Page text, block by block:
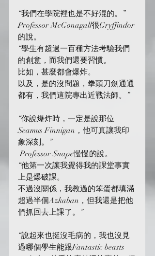
“我們在學院裡也是不好混的。”
Professor McGonagall很Gryffindor
的說。
“學生有超過一百種方法考驗我們
的創意，而我們還要習慣。
比如，甚麼都會爆炸。
以及，是的沒問題，拳頭刀劍通通
都有，我們這院專出近戰法師。”
“你說爆炸時，一定是說那位
Seamus Finnigan，他可真讓我印
象深刻。”
Professor Snape慢慢的說。
“他第一次讓我覺得我的課堂事實
上是爆破課。
不過沒關係，我教過的笨蛋都填滿
超過半個Azkaban，但我還是把他
們抓回去上課了。”
“說起來也挺沒毛病的，我也沒見
過哪個學生能跟Fantastic beasts